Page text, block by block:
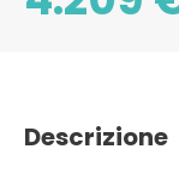
Descrizione